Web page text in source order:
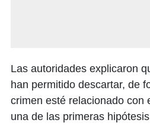
Las autoridades explicaron
han permitido descartar, de
crimen esté relacionado con
una de las primeras